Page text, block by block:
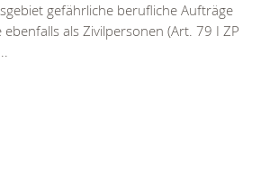
gefährliche berufliche Aufträge
als Zivilpersonen (Art. 79 I ZP